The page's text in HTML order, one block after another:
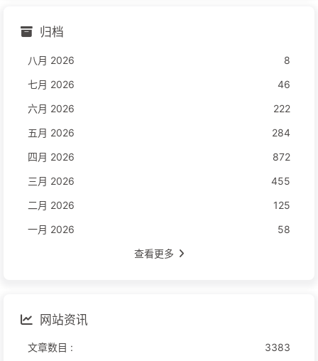
归档
八月 2026
8
七月 2026
46
六月 2026
222
五月 2026
284
四月 2026
872
三月 2026
455
二月 2026
125
一月 2026
58
查看更多
网站资讯
文章数目 : 3383